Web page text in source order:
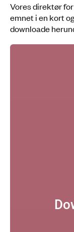
Vores direktør
emnet i en kort
downloade